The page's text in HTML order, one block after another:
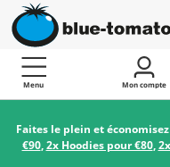
Menu Mon compte
Faites le plein et
€90,2x Hoodies pour €80,